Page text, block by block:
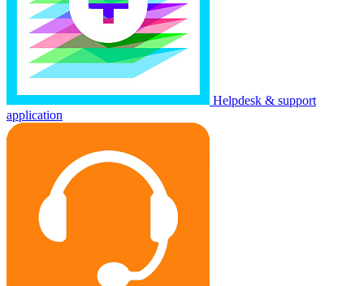
Helpdesk & support
application